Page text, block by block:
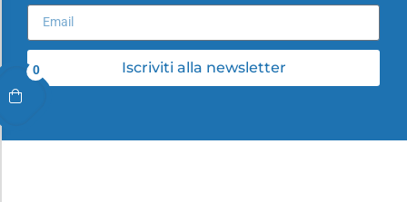
0 Iscriviti alla newsletter